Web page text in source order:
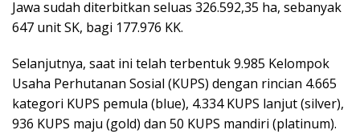
Jawa sudah diterbitkan seluas 326.592,35 ha, sebanyak
647 unit SK, bagi 177.976 KK.
Selanjutnya, saat ini telah terbentuk 9.985 Kelompok
Usaha Perhutanan Sosial (KUPS) dengan rincian 4.665
kategori KUPS pemula (blue), 4.334 KUPS lanjut (silver),
936 KUPS maju (gold) dan 50 KUPS mandiri (platinum).